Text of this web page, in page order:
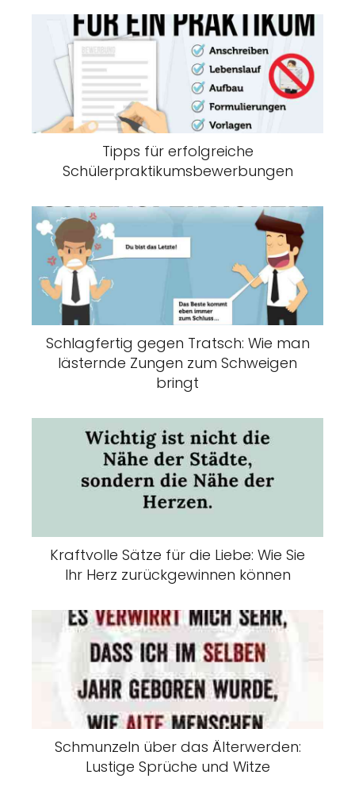
Tipps für erfolgreiche
Schülerpraktikumsbewerbungen
Schlagfertig gegen Tratsch: Wie man
lästernde Zungen zum Schweigen
bringt
Kraftvolle Sätze für die Liebe: Wie Sie
Ihr Herz zurückgewinnen können
Schmunzeln über das Älterwerden:
Lustige Sprüche und Witze